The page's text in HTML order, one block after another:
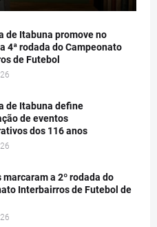
de Itabuna promove no
4ª rodada do Campeonato
de Futebol
de Itabuna define
de eventos
dos 116 anos
marcaram a 2º rodada do
Interbairros de Futebol de